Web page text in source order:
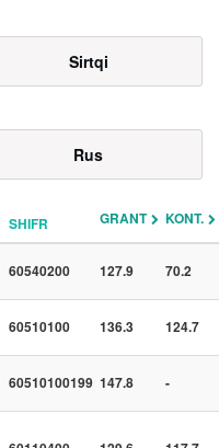
Sirtqi
Rus
SHIFR GRANT KONT.
60540200 127.9 70.2
60510100 136.3 124.7
60510100199 147.8 -